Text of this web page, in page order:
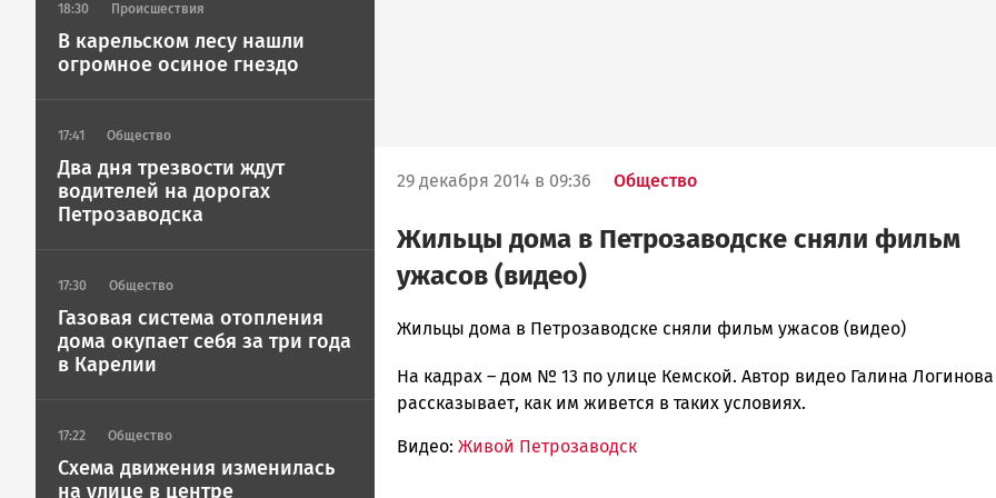
18:30 Происшествия
В карельском лесу нашли
огромное осиное гнездо
17:41 Общество
Два дня трезвости ждут
водителей на дорогах
Петрозаводска
17:30 Общество
Газовая система отопления
дома окупает себя за три года
в Карелии
17:22 Общество
Схема движения изменилась
на улице в центре
29 декабря 2014 в 09:36 Общество
Жильцы дома в Петрозаводске сняли фильм
ужасов (видео)
admintimur
Петрозаводска
и
|
Жильцы дома в Петрозаводске сняли фильм ужасов (видео)
На кадрах – дом № 13 по улице Кемской. Автор видео Галина Логинова
рассказывает, как им живется в таких условиях.
Видео: Живой Петрозаводск